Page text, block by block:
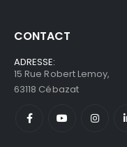
CONTACT
ADRESSE:
15 Rue Robert Lemoy,
63118 Cébazat